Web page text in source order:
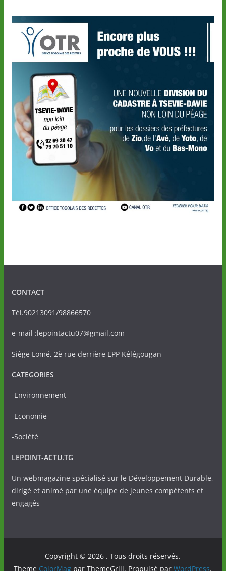
CONTACT
Tél.90213091/98866570
e-mail :lepointactu07@gmail.com
Siège Lomé, 2è rue derrière EPP Kélégougan
CATEGORIES
-Environnement
-Economie
-Société
LEPOINT-ACTU.TG
Un webmagazine spécialisé sur le Développement Durable,
dirigé et animé par une équipe de jeunes compétents et
engagés
Copyright © 2026 . Tous droits réservés.
Theme ColorMag par ThemeGrill. Propulsé parWordPress.